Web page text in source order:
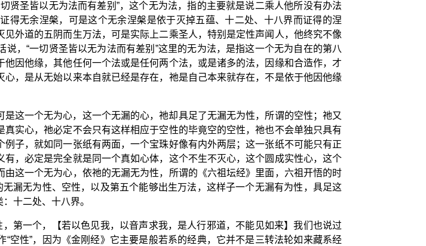
贤圣皆以无为法而有差别”，这个无为法，指的主要就是说二乘人他所没有办法
得无余涅槃，可是这个无余涅槃是依于灭掉五蕴、十二处、十八界而证得的涅
外道的五阴而生万法，可是实际上二乘圣人，特别是定性声闻人，他终究不像
，“一切贤圣皆以无为法而有差别”这里的无为法，是指这一个无为自在的第八
因他缘，其他任何一个法或是任何两个法，或是诸多的法，因缘和合造作，才
，是从无始以来本自就已经是存在，祂是自己本来就存在，不是依于他因他缘
这一个无为心，这一个无漏的心，祂却具足了无漏无为性，所谓的空性；祂又
实心，祂必定不会只有这样相应于空性的毕竟空的空性，祂也不会单独只具有
子，就如同一张纸有两面，一个宝珠好像有内外两层；这一张纸不可能只有正
，必定是完全就是同一个真如心体，这个不生不灭心，这个圆成实性心，这个
这一个无为心，依祂的无漏无为性，所谓的《六祖坛经》里面，六祖开悟的时
漏无为性、空性，以及第五个能够出生万法，这样子一个无漏有为性，具足这
十二处、十八界。
第一个，【若以色见我，以音声求我，是人行邪道，不能见如来】我们也说过
空性”，因为《金刚经》它主要是般若系的经典，它并不是三转法轮如来藏系经